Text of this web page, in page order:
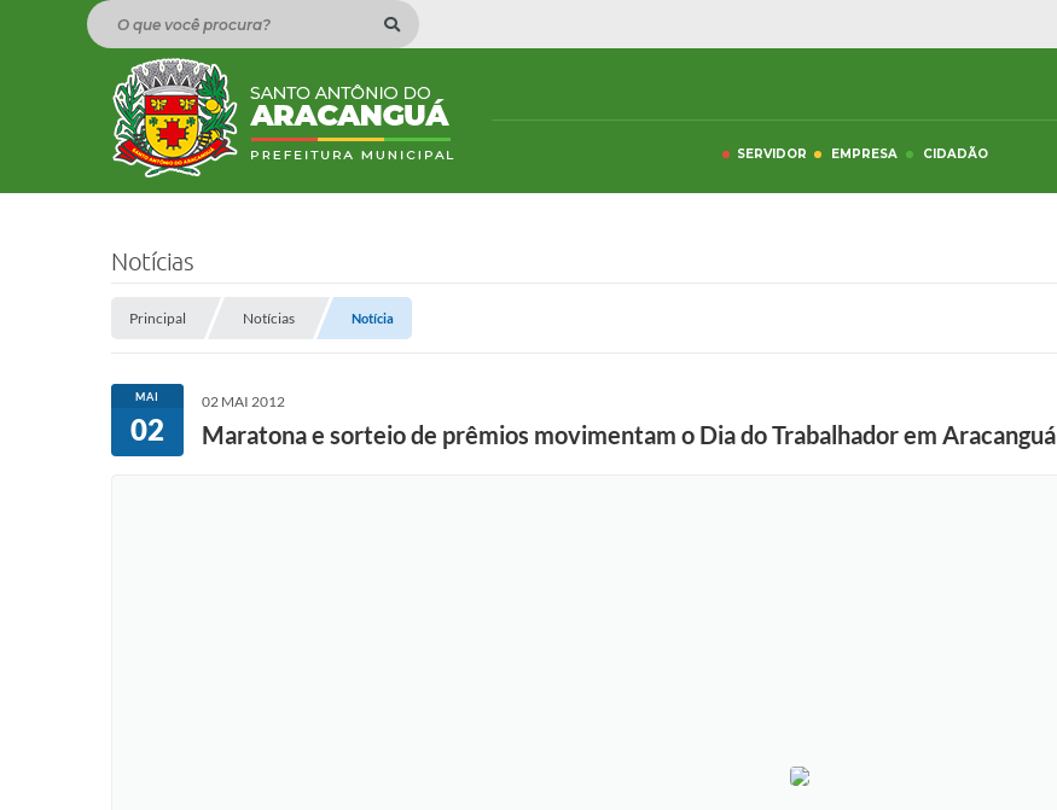
O que você procura?
SERVIDOR EMPRESA CIDADÃO
Notícias
Principal Notícias Notícia
MAI
02
02 MAI 2012
Maratona e sorteio de prêmios movimentam o Dia do Trabalhador em Aracanguá